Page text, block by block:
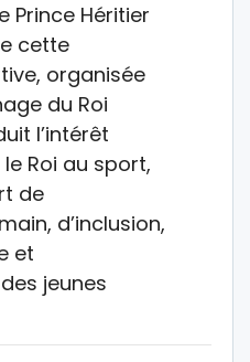
Prince Héritier
cette
organisée
du Roi
l’intérêt
Roi au sport,
de
d’inclusion,
et
jeunes